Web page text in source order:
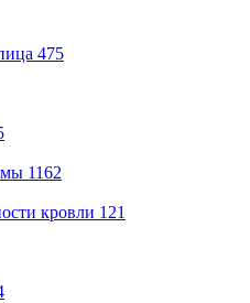
475
1162
кровли 121